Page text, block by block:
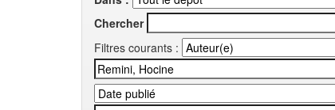
Chercher
Filtres courants :